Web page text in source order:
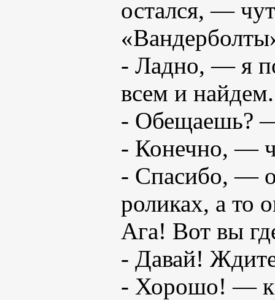
остался, —
- Ладно, — я
всем и
- Обещаешь? —
- Конечно, —
- Спасибо, —
роликах, а то
Ага! Вот вы
- Давай!
- Хорошо! —